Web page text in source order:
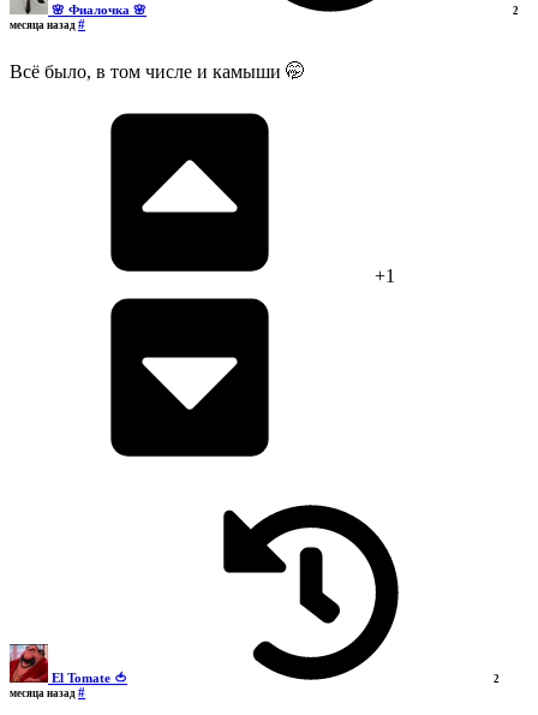
🌸 Фиалочка 🌸
2
месяца назад #
Всё было, в том числе и камыши 🤭
+1
El Tomate 🍅
2
месяца назад #